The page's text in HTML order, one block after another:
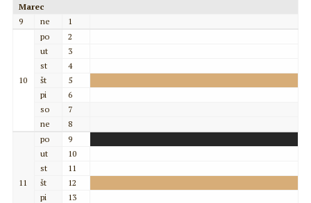
Marec
9
ne 1
10
po
2
ut
3
st
4
št
5
pi
6
so
7
ne
8
11
po
9
ut
10
st
11
št
12
pi
13